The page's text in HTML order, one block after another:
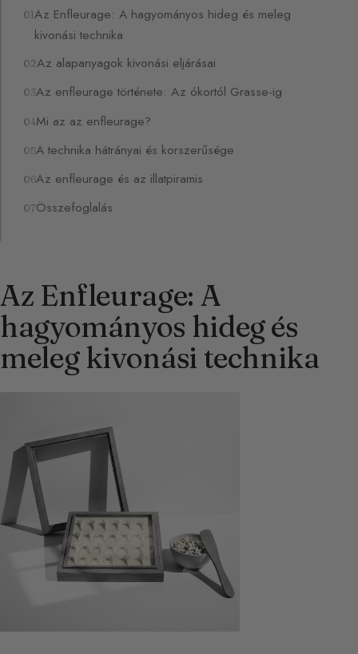
Az Enfleurage: A hagyományos hideg és meleg
kivonási technika
Az alapanyagok kivonási eljárásai
Az enfleurage története: Az ókortól Grasse-ig
Mi az az enfleurage?
A technika hátrányai és korszerűsége
Az enfleurage és az illatpiramis
Összefoglalás
Az Enfleurage: A
hagyományos hideg és
meleg kivonási technika